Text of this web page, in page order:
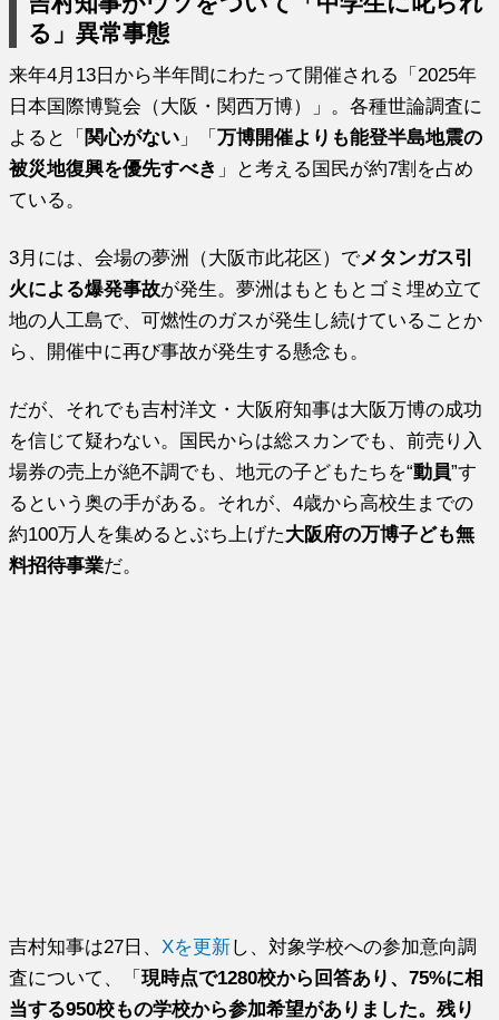
る」異常事態
来年4月13日から半年間にわたって開催される「2025年
日本国際博覧会（大阪・関西万博）」。各種世論調査に
よると「 関心がない 」「万博開催よりも能登半島地震の
被災地復興を優先すべき 」と考える国民が約7割を占め
ている。
3月には、会場の夢洲（大阪市此花区）でメタンガス引
火による爆発事故が発生。夢洲はもともとゴミ埋め立て
地の人工島で、可燃性のガスが発生し続けていることか
ら、開催中に再び事故が発生する懸念も。
だが、それでも吉村洋文・大阪府知事は大阪万博の成功
を信じて疑わない。国民からは総スカンでも、前売り入
場券の売上が絶不調でも、地元の子どもたちを“動員”す
るという奥の手がある。それが、4歳から高校生までの
約100万人を集めるとぶち上げた大阪府の万博子ども無
料招待事業だ。
吉村知事は27日、 Xを更新し、対象学校への参加意向調
査について、「現時点で1280校から回答あり、75%に相
当する950校もの学校から参加希望がありました。残り